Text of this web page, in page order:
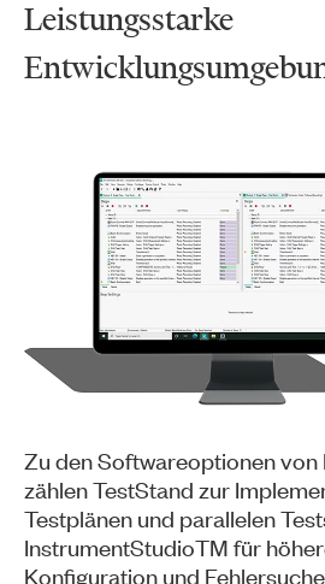
Leistungsstarke
Zu den Softwareoptionen von
zählen TestStand zur
Testplänen und parallelen
InstrumentStudioTM für
Konfiguration und